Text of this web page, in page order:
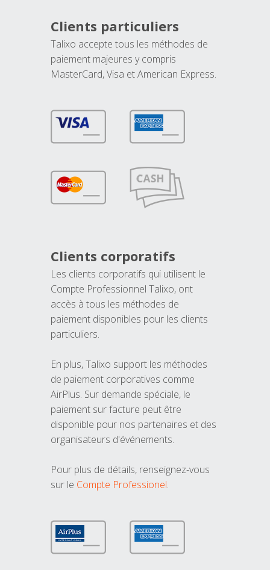
Clients particuliers
Talixo accepte tous les méthodes de
paiement majeures y compris
MasterCard, Visa et American Express.
Clients corporatifs
Les clients corporatifs qui utilisent le
Compte Professionnel Talixo, ont
accès à tous les méthodes de
paiement disponibles pour les clients
particuliers.
En plus, Talixo support les méthodes
de paiement corporatives comme
AirPlus. Sur demande spéciale, le
paiement sur facture peut être
disponible pour nos partenaires et des
organisateurs d'événements.
Pour plus de détails, renseignez-vous
sur le Compte Professionel.